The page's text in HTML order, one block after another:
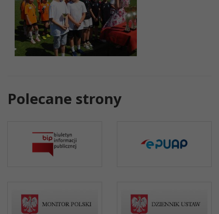
Polecane strony